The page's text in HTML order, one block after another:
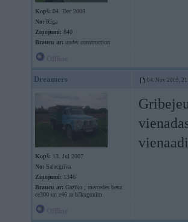
Kopš: 04. Dec 2008
No: Rīga
Ziņojumi: 840
Braucu ar: under construction
Dreamers 04. Nov 2009,
Kopš: 13. Jul 2007
No: Salacgrīva
Ziņojumi: 1346
Braucu ar: Gaziku ; mercedes benz
ce300 un e46 ar bākugunīm